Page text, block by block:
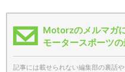
Motorzのメルマガ
モータースポーツの
記事には載せられない編集部の裏話